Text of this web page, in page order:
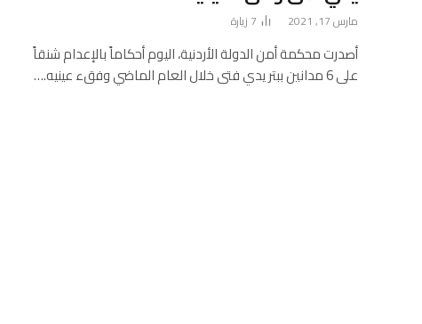
مارس 17, 2021 7 زيارة
أصدرت محكمة أمن الدولة الأردنية، اليوم أحكاماً بالإعدام شنقاً
على 6 مدانين ببتر يدي فتى خلال العام الماضي وفقء عينيه.…